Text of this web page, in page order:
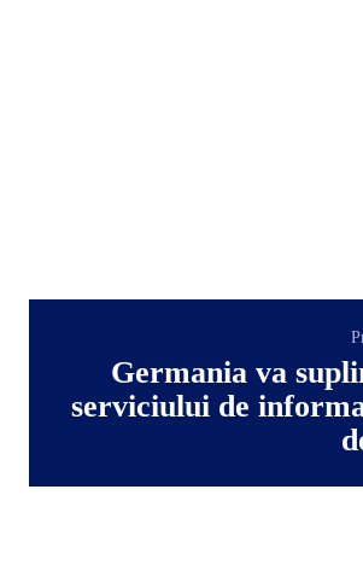
Germania va
serviciului de